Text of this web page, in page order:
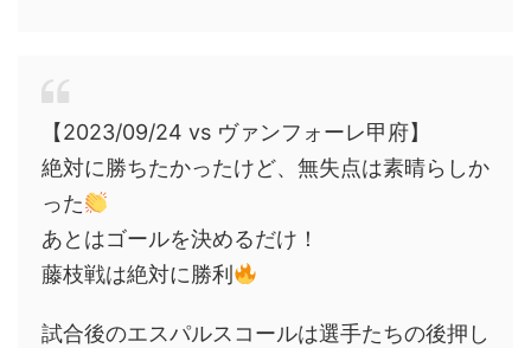
【2023/09/24 vs ヴァンフォーレ甲府】
絶対に勝ちたかったけど、無失点は素晴らしか
った
あとはゴールを決めるだけ！
藤枝戦は絶対に勝利
試合後のエスパルスコールは選手たちの後押し